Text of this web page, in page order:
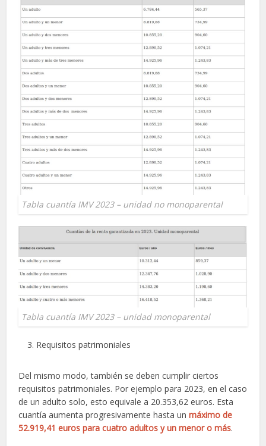
Tabla cuantía IMV 2023 – unidad no monoparental
Tabla cuantía IMV 2023 – unidad monoparental
Requisitos patrimoniales
Del mismo modo, también se deben cumplir ciertos
requisitos patrimoniales. Por ejemplo para 2023, en el caso
de un adulto solo, esto equivale a 20.353,62 euros. Esta
cuantía aumenta progresivamente hasta un máximo de
52.919,41 euros para cuatro adultos y un menor o más.